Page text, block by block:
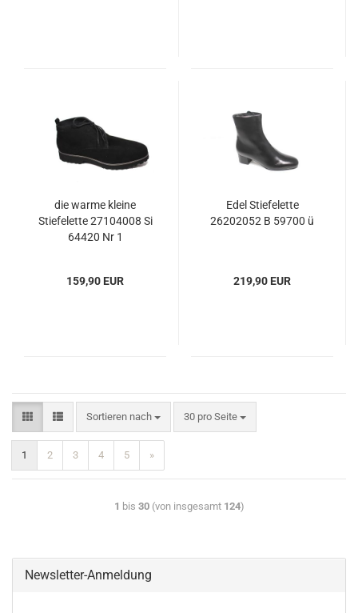
die warme kleine
Stiefelette 27104008 Si
64420 Nr 1
159,90 EUR
Edel Stiefelette
26202052 B 59700 ü
219,90 EUR
Sortieren nach 30 pro Seite
1 2 3 4 5 »
1 bis 30(von insgesamt 124)
Newsletter-Anmeldung